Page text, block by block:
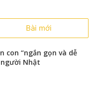
Bài mới
con “ngắn gọn và dễ
Nhật